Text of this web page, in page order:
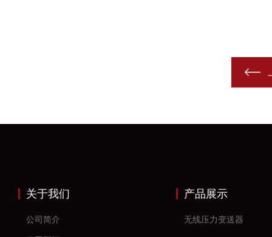
关于我们
公司简介
产品展示
无线压力变送器